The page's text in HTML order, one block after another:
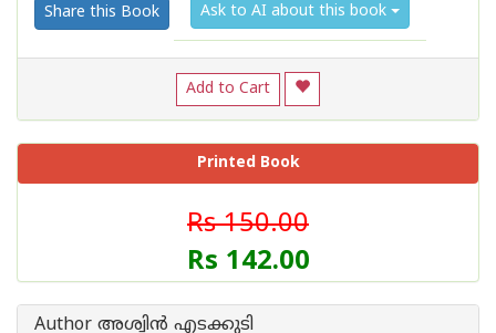
Share this Book Ask to AI about this book
Add to Cart
Printed Book
Rs 150.00
Rs 142.00
Author അശ്വിന്‍ എടക്കുടി